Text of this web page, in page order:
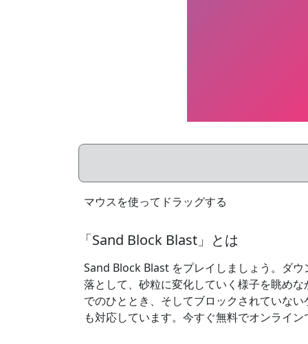
マウスを使ってドラッグする
「Sand Block Blast」とは
Sand Block Blast をプレイしましょう。ダ
落として、砂粒に変化していく様子を眺め
でのひととき、そしてブロックされていな
も対応しています。今すぐ無料でオンライ